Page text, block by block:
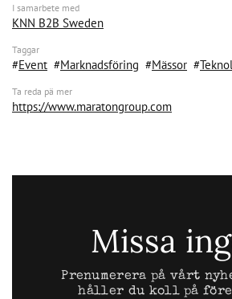
I samarbete med
KNN B2B Sweden
Taggar
Event Marknadsföring Mässor
Ta reda pä mer
https://www.maratongroup.com
Missa
Prenumerera på vårt
håller du koll på